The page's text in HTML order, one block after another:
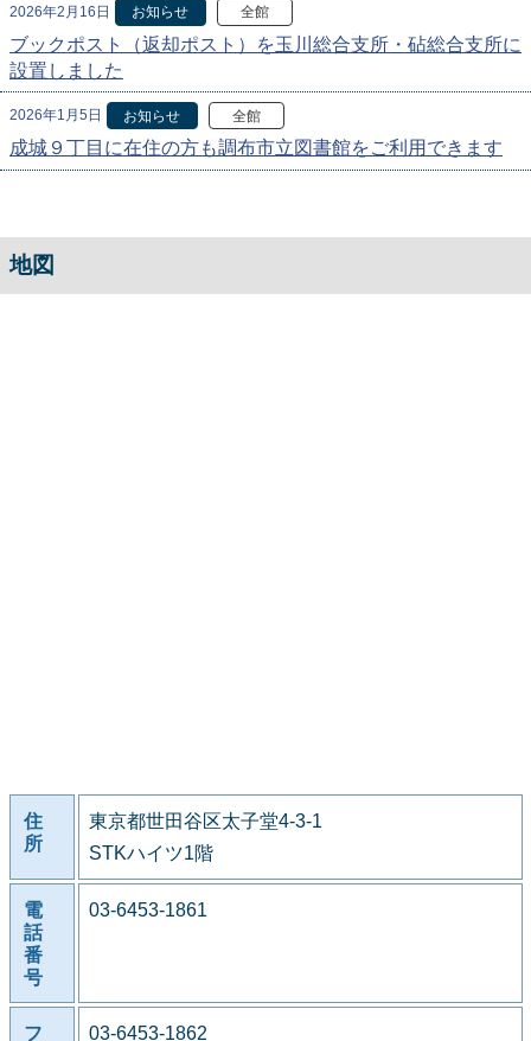
2026年2月16日 お知らせ 全館
ブックポスト（返却ポスト）を玉川総合支所・砧総合支所に
設置しました
2026年1月5日 お知らせ 全館
成城９丁目に在住の方も調布市立図書館をご利用できます
地図
住
所
東京都世田谷区太子堂4-3-1
STKハイツ1階
電
話
番
号
03-6453-1861
フ 03-6453-1862